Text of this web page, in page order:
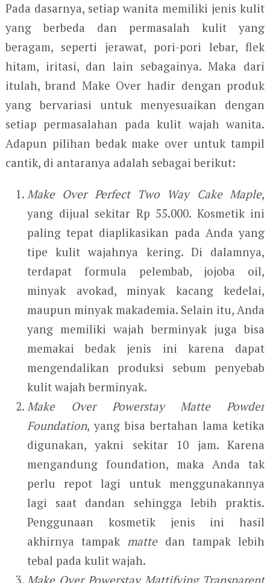
Pada dasarnya, setiap wanita memiliki jenis kulit
yang berbeda dan permasalah kulit yang
beragam, seperti jerawat, pori-pori lebar, flek
hitam, iritasi, dan lain sebagainya. Maka dari
itulah, brand Make Over hadir dengan produk
yang bervariasi untuk menyesuaikan dengan
setiap permasalahan pada kulit wajah wanita.
Adapun pilihan bedak make over untuk tampil
cantik, di antaranya adalah sebagai berikut:
Make Over Perfect Two Way Cake Maple,
yang dijual sekitar Rp 55.000. Kosmetik ini
paling tepat diaplikasikan pada Anda yang
tipe kulit wajahnya kering. Di dalamnya,
terdapat formula pelembab, jojoba oil,
minyak avokad, minyak kacang kedelai,
maupun minyak makademia. Selain itu, Anda
yang memiliki wajah berminyak juga bisa
memakai bedak jenis ini karena dapat
mengendalikan produksi sebum penyebab
kulit wajah berminyak.
Make Over Powerstay Matte Powder
Foundation, yang bisa bertahan lama ketika
digunakan, yakni sekitar 10 jam. Karena
mengandung foundation, maka Anda tak
perlu repot lagi untuk menggunakannya
lagi saat dandan sehingga lebih praktis.
Penggunaan kosmetik jenis ini hasil
akhirnya tampakmattedan tampak lebih
tebal pada kulit wajah.
Make Over Powerstay Mattifying Transparent